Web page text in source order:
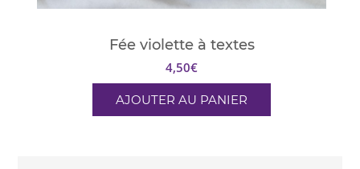
Fée violette à textes
4,50€
AJOUTER AU PANIER